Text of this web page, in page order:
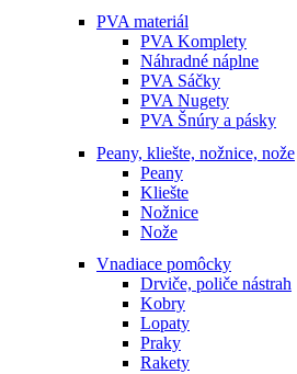
PVA materiál
PVA Komplety
Náhradné náplne
PVA Sáčky
PVA Nugety
PVA Šnúry a pásky
Peany, kliešte, nožnice, nože
Peany
Kliešte
Nožnice
Nože
Vnadiace pomôcky
Drviče, poliče nástrah
Kobry
Lopaty
Praky
Rakety